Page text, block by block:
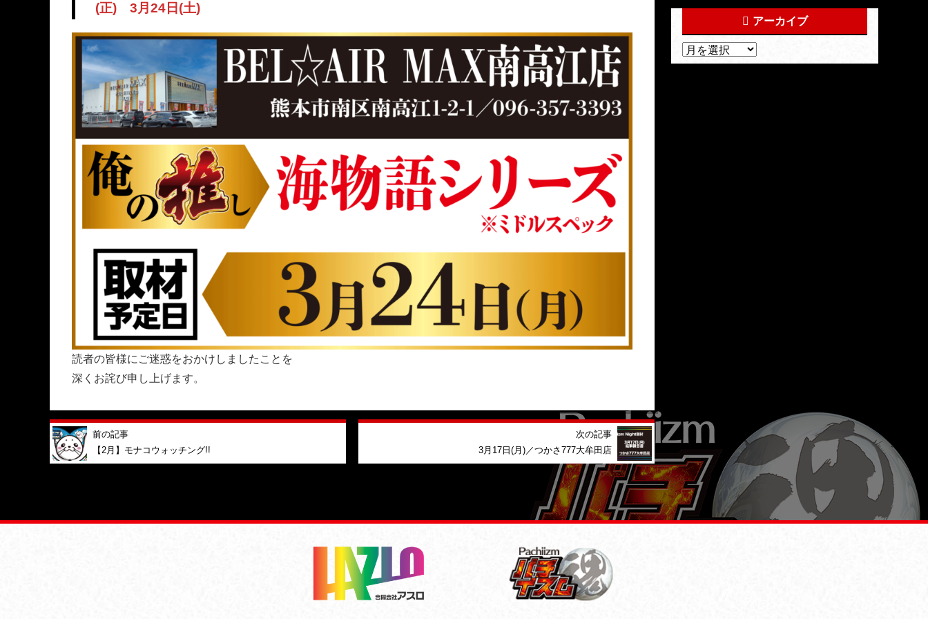
(正) 3月24日(土)
読者の皆様にご迷惑をおかけしましたことを
深くお詫び申し上げます。
前の記事
【2月】モナコウォッチング!!
次の記事
3月17日(月)／つかさ777大牟田店
アーカイブ